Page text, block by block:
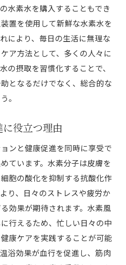
水素水を購入することもでき
置を使用して新鮮な水素水を
により、毎日の生活に無理な
ア方法として、多くの人々に
の摂取を習慣化することで、
となるだけでなく、総合的な
。
役立つ理由
ンと健康促進を同時に享受で
ています。水素分子は皮膚を
胞の酸化を抑制する抗酸化作
り、日々のストレスや疲労か
効果が期待されます。水素風
行えるため、忙しい日々の中
康ケアを実践することが可能
浴効果が血行を促進し、筋肉